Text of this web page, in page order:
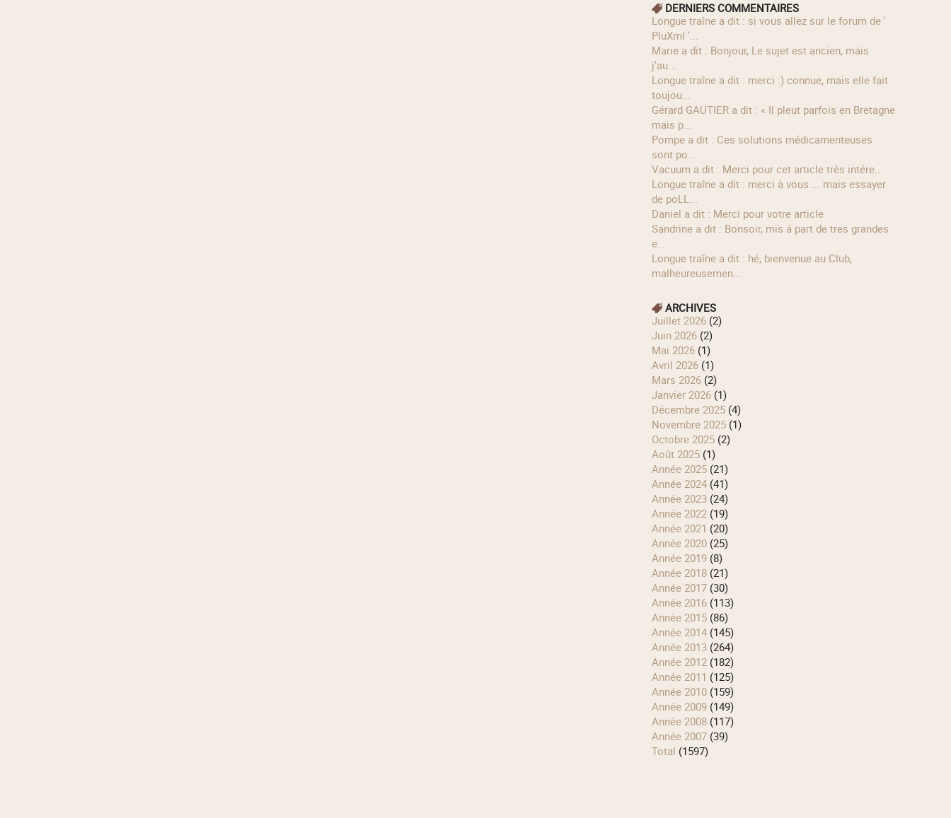
DERNIERS COMMENTAIRES
longue traîne a dit : si vous allez sur le forum de '
PluXml '...
Marie a dit : Bonjour, Le sujet est ancien, mais
j'au...
longue traîne a dit : merci :) connue, mais elle fait
toujou...
Gérard GAUTIER a dit : « Il pleut parfois en Bretagne
mais p...
Pompe a dit : Ces solutions médicamenteuses
sont po...
Vacuum a dit : Merci pour cet article très intére...
longue traîne a dit : merci à vous ... mais essayer
de poLL...
Daniel a dit : Merci pour votre article
Sandrine a dit : Bonsoir, mis á part de tres grandes
e...
longue traîne a dit : hé, bienvenue au Club,
malheureusemen...
ARCHIVES
juillet 2026(2)
juin 2026(2)
mai 2026(1)
avril 2026(1)
mars 2026(2)
janvier 2026(1)
décembre 2025(4)
novembre 2025(1)
octobre 2025(2)
août 2025(1)
année 2025(21)
année 2024(41)
année 2023(24)
année 2022(19)
année 2021 (20)
année 2020(25)
année 2019(8)
année 2018(21)
année 2017(30)
année 2016(113)
année 2015(86)
année 2014(145)
année 2013(264)
année 2012(182)
année 2011 (125)
année 2010(159)
année 2009(149)
année 2008(117)
année 2007(39)
total (1597)